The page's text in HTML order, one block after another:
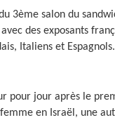
3ème salon du
des exposants
Italiens et Espagnols.
pour jour après le
en Israël, une